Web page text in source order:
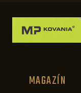
MAGAZÍN